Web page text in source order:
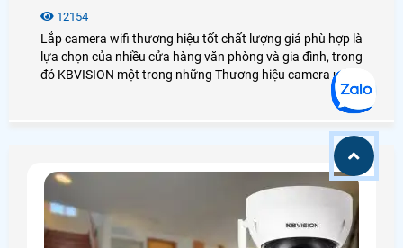
12154
Lắp camera wifi thương hiệu tốt chất lượng giá phù hợp là
lựa chọn của nhiều cửa hàng văn phòng và gia đình, trong
đó KBVISION một trong những Thương hiệu camera uy
tín trên thị trường Việt Nam, Trong đó dòng camera wifi
trường năm 2019. bởi mang nhiều tính ưu việt của chiết